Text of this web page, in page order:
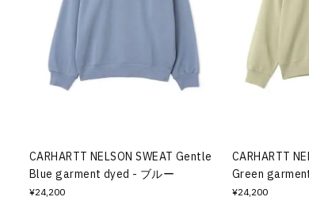
CARHARTT NELSON SWEAT Gentle
Blue garment dyed - ブルー
¥24,200
CARHARTT
Green
¥24,200